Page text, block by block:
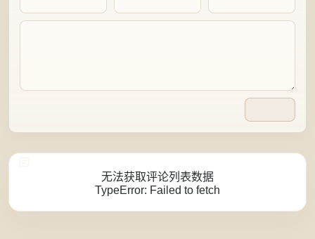
无法获取评论列表数据
TypeError: Failed to fetch